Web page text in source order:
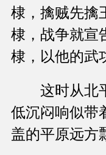
棣，擒贼先擒
棣，战争就宣
棣，以他的武
这时从北平
低沉闷响似带
盖的平原远方